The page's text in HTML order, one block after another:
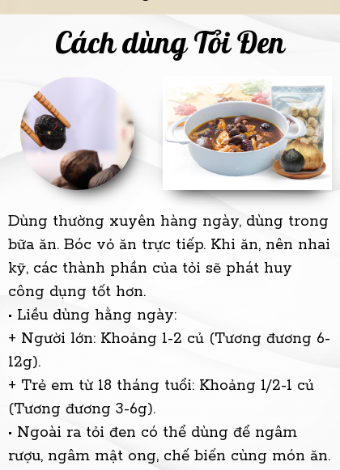
Dùng thường xuyên hàng ngày, dùng trong
bữa ăn. Bóc vỏ ăn trực tiếp. Khi ăn, nên nhai
kỹ, các thành phần của tỏi sẽ phát huy
công dụng tốt hơn.
• Liều dùng hằng ngày:
+ Người lớn: Khoảng 1-2 củ (Tương đương 6-
12g).
+ Trẻ em từ 18 tháng tuổi: Khoảng 1/2-1 củ
(Tương đương 3-6g).
• Ngoài ra tỏi đen có thể dùng để ngâm
rượu, ngâm mật ong, chế biến cùng món ăn.
Cách dùng Tỏi Đen